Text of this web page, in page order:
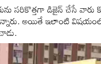
సరికొత్తగా డిజైన్‌ చేసే
అయితే ఇలాంటి